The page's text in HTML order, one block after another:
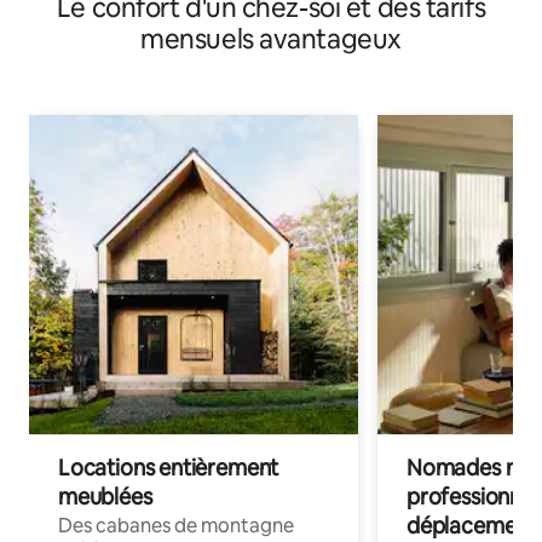
Le confort d'un chez-soi et des tarifs
mensuels avantageux
Locations entièrement
meublées
Des cabanes de montagne
Nomades
déplacement